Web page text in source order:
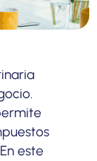
este